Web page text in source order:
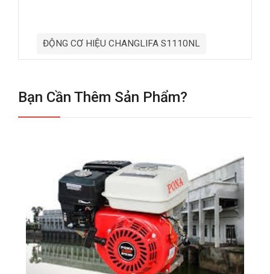
ĐỘNG CƠ HIỆU CHANGLIFA S1110NL
Bạn Cần Thêm Sản Phẩm?